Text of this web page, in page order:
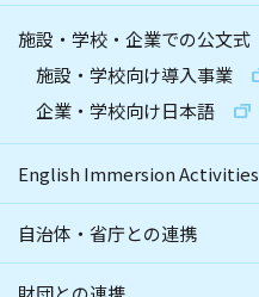
施設・学校・企業での公文式
施設・学校向け導入事業
企業・学校向け日本語
English Immersion Activities
自治体・省庁との連携